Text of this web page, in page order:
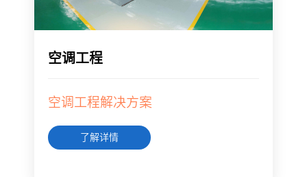
空调工程
空调工程解决方案
了解详情